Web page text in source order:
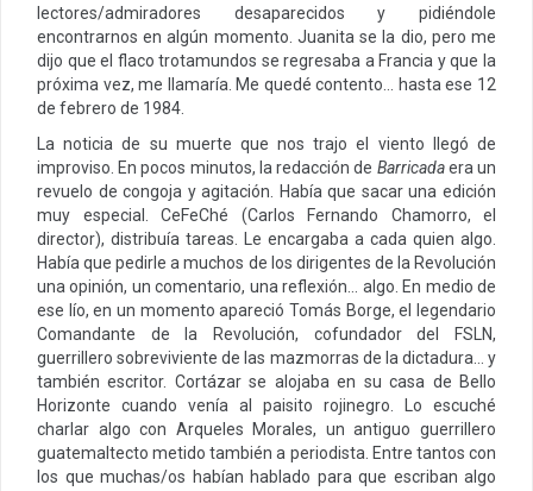
lectores/admiradores desaparecidos y pidiéndole
encontrarnos en algún momento. Juanita se la dio, pero me
dijo que el flaco trotamundos se regresaba a Francia y que la
próxima vez, me llamaría. Me quedé contento… hasta ese 12
de febrero de 1984.
La noticia de su muerte que nos trajo el viento llegó de
improviso. En pocos minutos, la redacción de Barricadaera un
revuelo de congoja y agitación. Había que sacar una edición
muy especial. CeFeChé (Carlos Fernando Chamorro, el
director), distribuía tareas. Le encargaba a cada quien algo.
Había que pedirle a muchos de los dirigentes de la Revolución
una opinión, un comentario, una reflexión… algo. En medio de
ese lío, en un momento apareció Tomás Borge, el legendario
Comandante de la Revolución, cofundador del FSLN,
guerrillero sobreviviente de las mazmorras de la dictadura… y
también escritor. Cortázar se alojaba en su casa de Bello
Horizonte cuando venía al paisito rojinegro. Lo escuché
charlar algo con Arqueles Morales, un antiguo guerrillero
guatemaltecto metido también a periodista. Entre tantos con
los que muchas/os habían hablado para que escriban algo